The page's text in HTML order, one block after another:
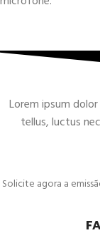
Lorem ipsum
tellus, luctus
Solicite agora a